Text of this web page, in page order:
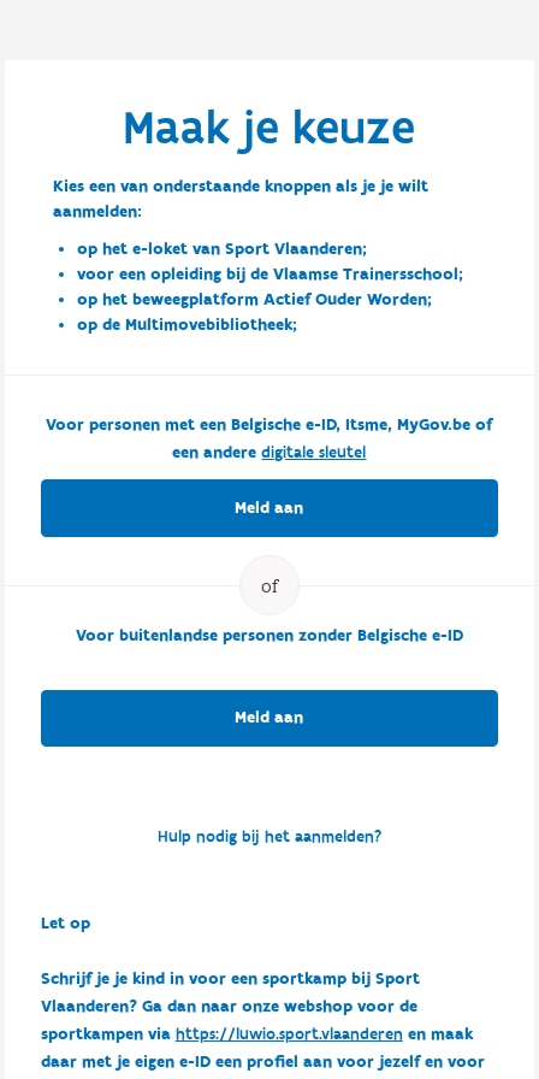
Maak je keuze
Kies een van onderstaande knoppen als je je wilt
aanmelden:
op het e-loket van Sport Vlaanderen;
voor een opleiding bij de Vlaamse Trainersschool;
op het beweegplatform Actief Ouder Worden;
op de Multimovebibliotheek;
Voor personen met een Belgische e-ID, Itsme, MyGov.be of
een anderedigitale sleutel
Meld aan
Voor buitenlandse personen zonder Belgische e-ID
Meld aan
Hulp nodig bij het aanmelden?
Let op
Schrijf je je kind in voor een sportkamp bij Sport
Vlaanderen? Ga dan naar onze webshop voor de
sportkampen via https://luwio.sport.vlaanderenen maak
daar met je eigen e-ID een profiel aan voor jezelf en voor